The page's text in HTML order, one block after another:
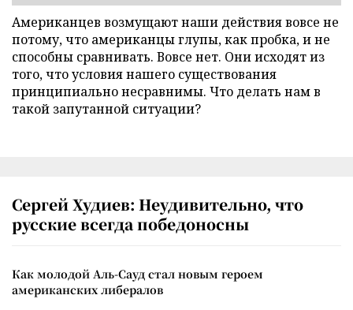
Американцев возмущают наши действия вовсе не
потому, что американцы глупы, как пробка, и не
способны сравнивать. Вовсе нет. Они исходят из
того, что условия нашего существования
принципиально несравнимы. Что делать нам в
такой запутанной ситуации?
Сергей Худиев: Неудивительно, что
русские всегда победоносны
Как молодой Аль-Сауд стал новым героем
американских либералов